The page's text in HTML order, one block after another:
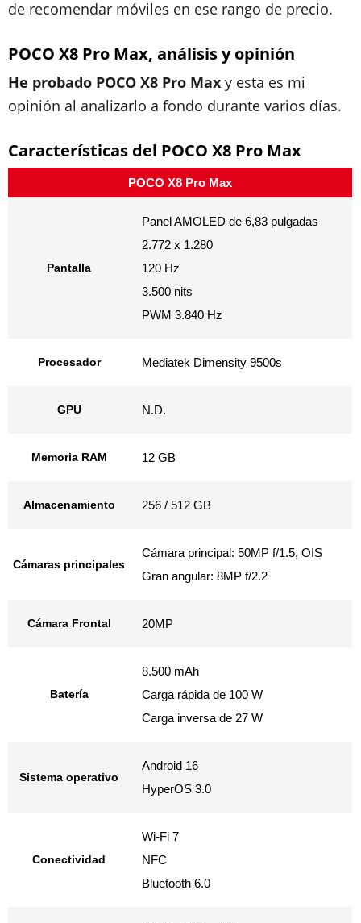
de recomendar móviles en ese rango de precio.
POCO X8 Pro Max, análisis y opinión
He probado POCO X8 Pro Max y esta es mi
opinión al analizarlo a fondo durante varios días.
Características del POCO X8 Pro Max
POCO X8 Pro Max
Pantalla
Panel AMOLED de 6,83 pulgadas
​2.772 x 1.280
​120 Hz
3.500 nits​
​PWM 3.840 Hz
Procesador Mediatek Dimensity 9500s
GPU N.D.
Memoria RAM 12 GB
Almacenamiento 256 / 512 GB
Cámaras principales
Cámara principal: 50MP f/1.5, OIS
​Gran angular: 8MP f/2.2
Cámara Frontal 20MP
Batería
8.500 mAh
Carga rápida de 100 W
Carga inversa de 27 W
Sistema operativo
Android 16
HyperOS 3.0
Conectividad
Wi-Fi 7
NFC
Bluetooth 6.0